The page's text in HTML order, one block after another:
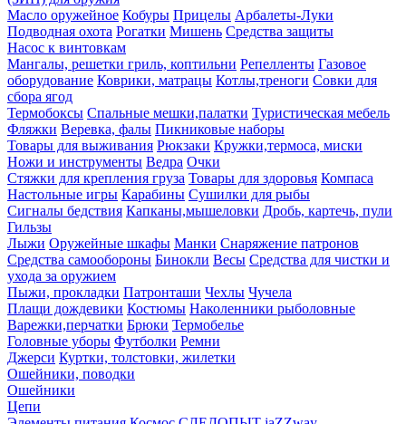
Масло оружейное Кобуры Прицелы Арбалеты-Луки
Подводная охота Рогатки Мишень Средства защиты
Насос к винтовкам
Мангалы, решетки гриль, коптильни Репелленты Газовое
оборудование Коврики, матрацы Котлы,треноги Совки для
сбора ягод
Термобоксы Спальные мешки,палатки Туристическая мебель
Фляжки Веревка, фалы Пикниковые наборы
Товары для выживания Рюкзаки Кружки,термоса, миски
Ножи и инструменты Ведра Очки
Стяжки для крепления груза Товары для здоровья Компаса
Настольные игры Карабины Сушилки для рыбы
Сигналы бедствия Капканы,мышеловки Дробь, картечь, пули
Гильзы
Лыжи Оружейные шкафы Манки Снаряжение патронов
Средства самообороны Бинокли Весы Средства для чистки и
ухода за оружием
Пыжи, прокладки Патронташи Чехлы Чучела
Плащи дождевики Костюмы Наколенники рыболовные
Варежки,перчатки Брюки Термобелье
Головные уборы Футболки Ремни
Джерси Куртки, толстовки, жилетки
Ошейники, поводки
Ошейники
Цепи